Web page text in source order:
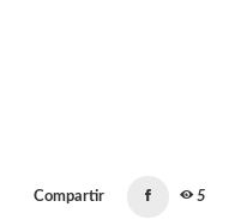
Compartir 5